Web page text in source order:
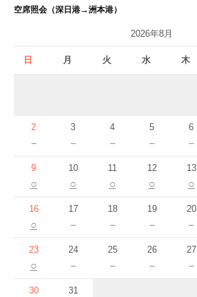
ョ
ン
空席照会（深日港→洲本港）
2026年8月
日 月 火 水 木
2
－
3
－
4
－
5
－
6
－
9
○
10
○
11
○
12
○
13
○
16
○
17
－
18
－
19
－
20
－
23
○
24
－
25
－
26
－
27
－
30 31